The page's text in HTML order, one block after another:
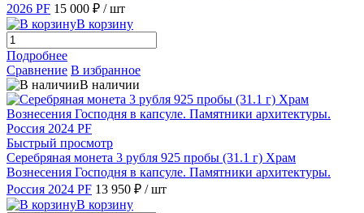
2026 PF 15 000 ₽ / шт
В корзину
Подробнее
Сравнение В избранное
В наличии
Быстрый просмотр
Серебряная монета 3 рубля 925 пробы (31.1 г) Храм
Вознесения Господня в капсуле. Памятники архитектуры.
Россия 2024 PF 13 950 ₽ / шт
В корзину